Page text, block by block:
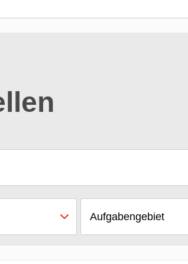
Aufgabengebiet